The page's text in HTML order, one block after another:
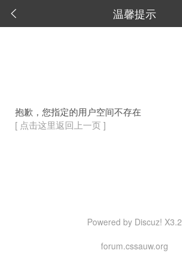
 温馨提示
抱歉，您指定的用户空间不存在
[ 点击这里返回上一页 ]
Powered by Discuz! X3.2
forum.cssauw.org